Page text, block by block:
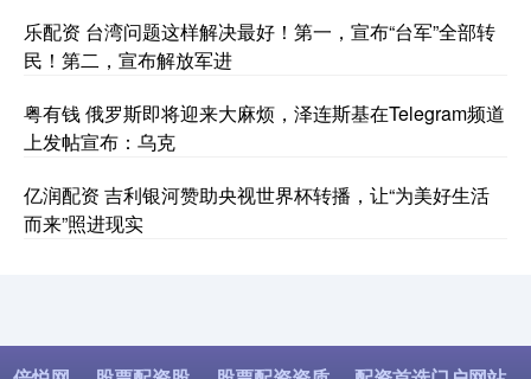
乐配资 台湾问题这样解决最好！第一，宣布“台军”全部转
民！第二，宣布解放军进
粤有钱 俄罗斯即将迎来大麻烦，泽连斯基在Telegram频道
上发帖宣布：乌克
亿润配资 吉利银河赞助央视世界杯转播，让“为美好生活
而来”照进现实